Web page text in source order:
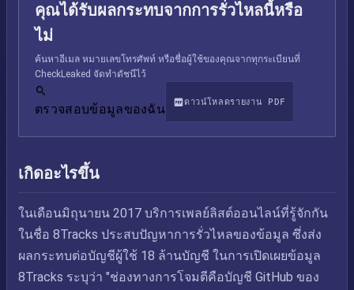
คุณได้รับผลกระทบจากการรั่วไหลนี้หรือ
ไม่
ค้นหาอีเมล หมายเลขโทรศัพท์ หรือชื่อผู้ใช้ของคุณจากทุกระเบียนที่
CheckLeaked จัดทำดัชนีไว้
ตรวจสอบข้อมูลของฉัน ดาวน์โหลดรายงาน PDF
เกิดอะไรขึ้น
ในเดือนมิถุนายน 2017 บริการเพลย์ลิสต์ออนไลน์ที่รู้จักกัน
ในชื่อ 8Tracks ประสบปัญหาการรั่วไหลของข้อมูล ซึ่งส่ง
ผลกระทบต่อบัญชีผู้ใช้ 18 ล้านบัญชี ในการเปิดเผยข้อมูล
8Tracks ระบุว่า "ช่องทางการโจมตีคือบัญชี GitHub ของ